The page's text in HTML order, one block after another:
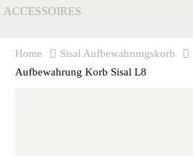
ACCESSOIRES
Home Sisal Aufbewahrungskorb
Aufbewahrung Korb Sisal L8